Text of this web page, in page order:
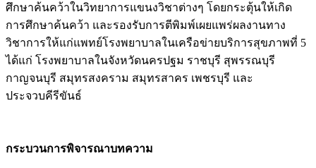
ศึกษาค้นคว้าในวิทยาการแขนงวิชาต่างๆ โดยกระตุ้นให้เกิด
การศึกษาค้นคว้า และรองรับการตีพิมพ์เผยแพร่ผลงานทาง
วิชาการให้แก่แพทย์โรงพยาบาลในเครือข่ายบริการสุขภาพที่ 5
ได้แก่ โรงพยาบาลในจังหวัดนครปฐม ราชบุรี สุพรรณบุรี
กาญจนบุรี สมุทรสงคราม สมุทรสาคร เพชรบุรี และ
ประจวบคีรีขันธ์
กระบวนการพิจารณาบทความ